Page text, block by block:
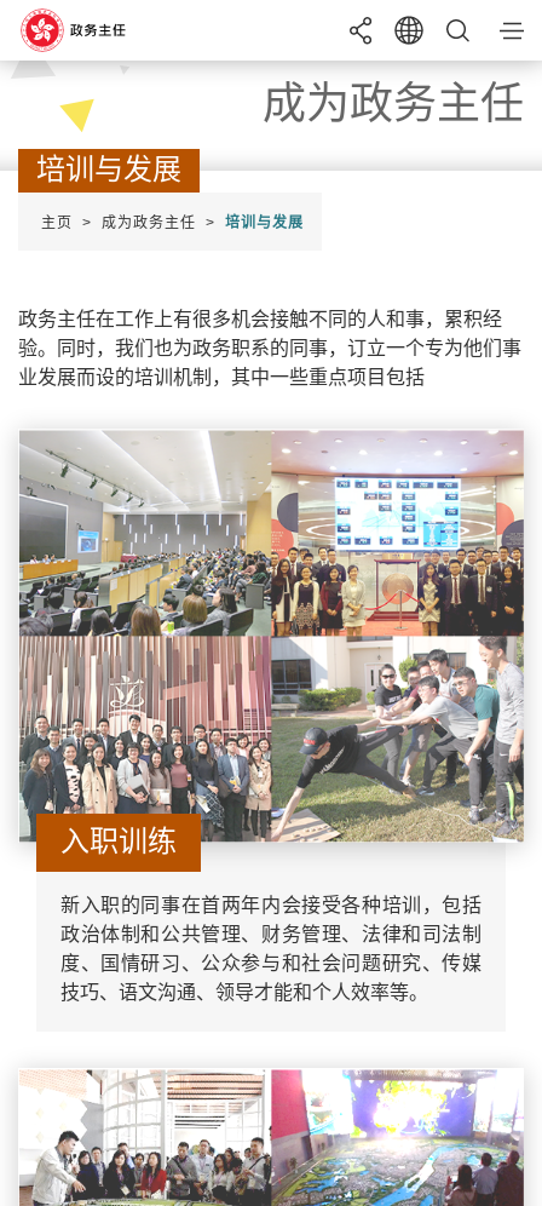
成为政务主任
实习计划
最新消息
字体大小 A- A A+
搜寻
综合招聘考试 招聘 申请 条件
暑期实习计划
成为政务主任
培训与发展
主页 成为政务主任 培训与发展
政务主任在工作上有很多机会接触不同的人和事，累积经
验。同时，我们也为政务职系的同事，订立一个专为他们事
业发展而设的培训机制，其中一些重点项目包括
入职训练
新入职的同事在首两年内会接受各种培训，包括
政治体制和公共管理、财务管理、法律和司法制
度、国情研习、公众参与和社会问题研究、传媒
技巧、语文沟通、领导才能和个人效率等。